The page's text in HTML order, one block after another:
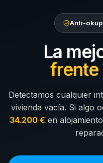
Anti-
La
frente
Detectamos cualquier
vivienda vacía. Si algo
34.200 € en